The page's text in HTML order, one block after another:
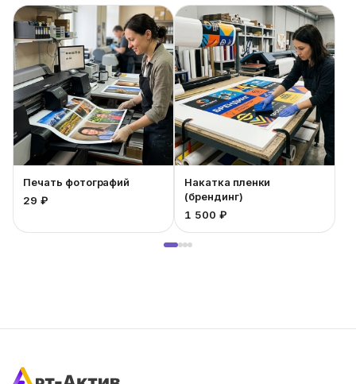
Печать фотографий
29 ₽
Накатка пленки
(брендинг)
1 500 ₽